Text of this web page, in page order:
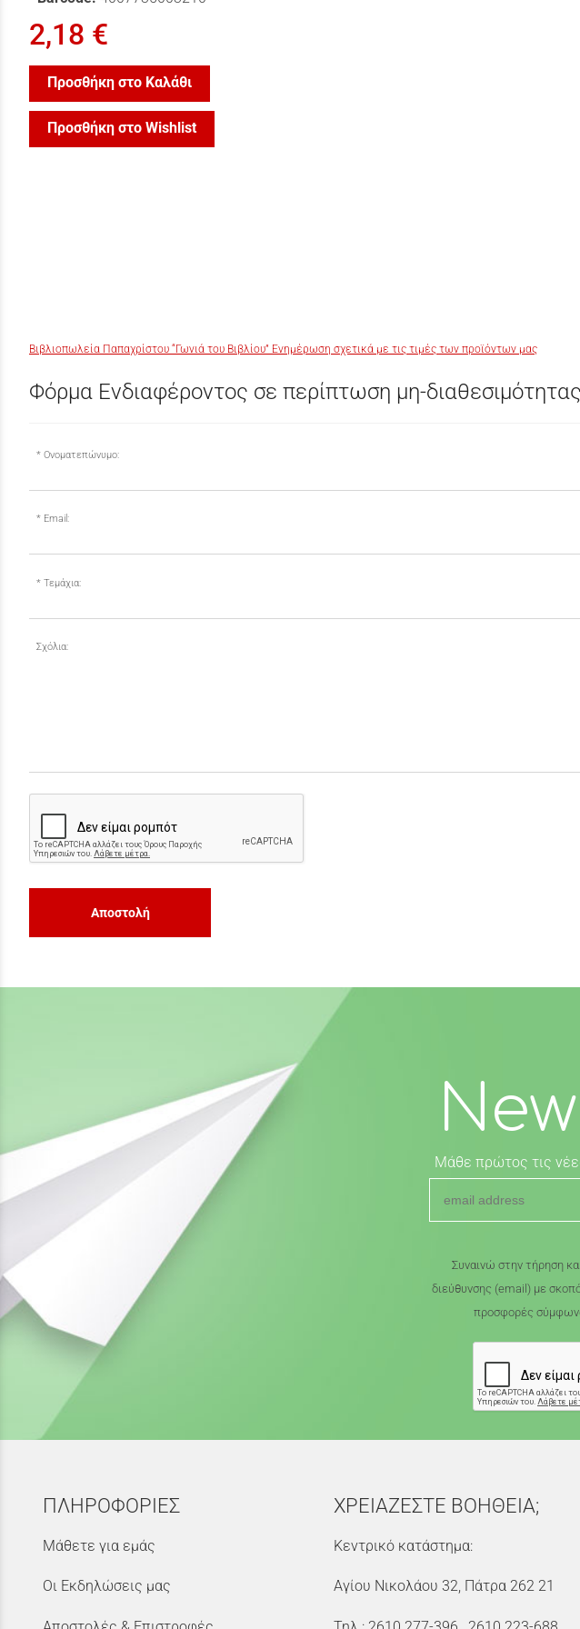
2,18 €
Προσθήκη στο Καλάθι
Προσθήκη στο Wishlist
Βιβλιοπωλεία Παπαχρίστου “Γωνιά του Βιβλίου” Ενημέρωση σχετικά με τις τιμές των προϊόντων μας
Φόρμα Ενδιαφέροντος σε περίπτωση μη-
Ονοματεπώνυμο:
Email:
Τεμάχια:
Σχόλια:
Αποστολή
Μάθε πρώτος τις
Συναινώ στην τήρηση
διεύθυνσης (email) με
προσφορές
ΠΛΗΡΟΦΟΡΙΕΣ
Μάθετε για εμάς
Οι Εκδηλώσεις μας
ΧΡΕΙΑΖΕΣΤΕ ΒΟΗΘΕΙΑ;
Κεντρικό κατάστημα:
Αγίου Νικολάου 32, Πάτρα 262 21